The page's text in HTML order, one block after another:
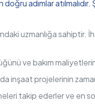
adımlar
uzmanlığa
ve bakım
inşaat projelerinin
takip ederler ve en